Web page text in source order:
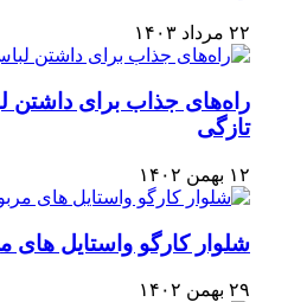
۲۲ مرداد ۱۴۰۳
راه‌های جذاب برای داشتن
تازگی
۱۲ بهمن ۱۴۰۲
شلوار کارگو واستایل های
۲۹ بهمن ۱۴۰۲